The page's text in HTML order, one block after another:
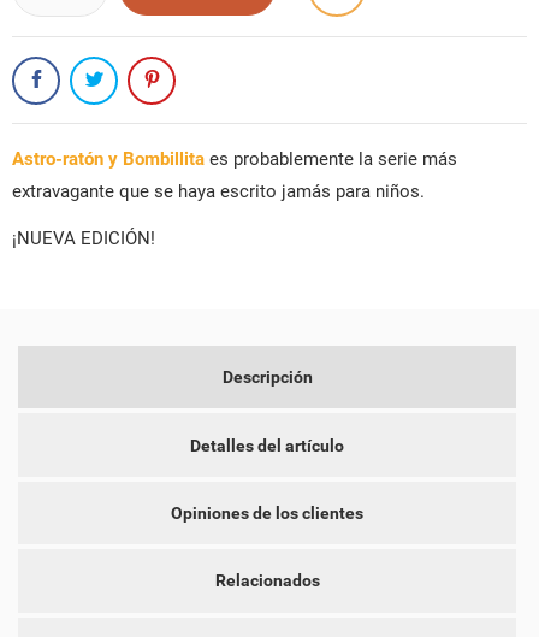
Astro-ratón y Bombillita es probablemente la serie más
extravagante que se haya escrito jamás para niños.
¡NUEVA EDICIÓN!
Descripción
Detalles del artículo
Opiniones de los clientes
Relacionados
MI LISTA DE DESEOS
add_circle_outline CREAR NUEVA LISTA
DEBE INICIAR SESIÓN PARA GUARDAR PRODUCTOS EN SU